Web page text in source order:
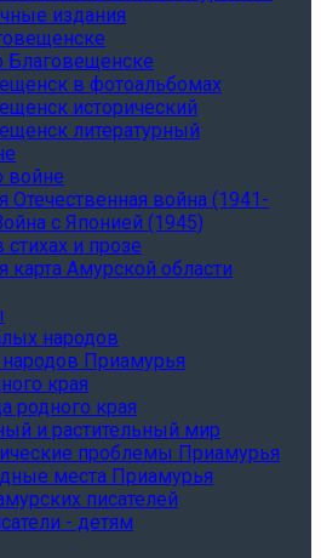
издания
Благовещенске
в фотоальбомах
исторический
литературный
войне
Отечественная война (1941-
с Японией (1945)
стихах и прозе
карта Амурской области
народов
Приамурья
края
родного края
и растительный мир
проблемы Приамурья
места Приамурья
писателей
- детям